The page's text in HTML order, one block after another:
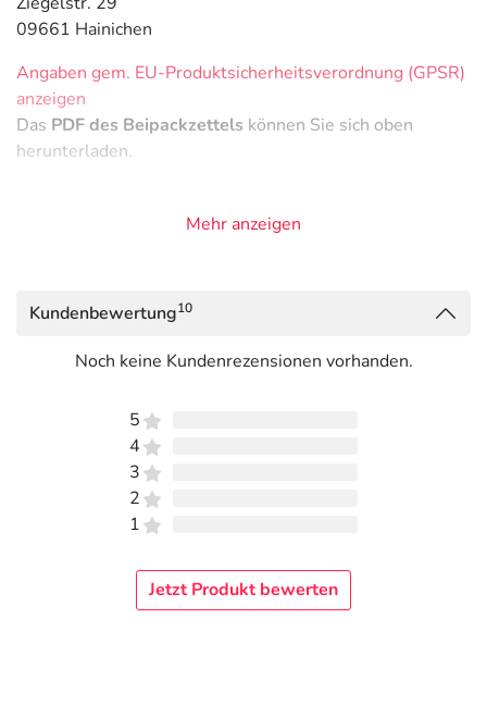
09661 Hainichen
Angaben gem. EU-Produktsicherheitsverordnung (GPSR)
anzeigen
Das PDF des Beipackzettels können Sie sich oben
herunterladen.
Mehr anzeigen
Kundenbewertung10
Noch keine Kundenrezensionen vorhanden.
5
4
3
2
1
Jetzt Produkt bewerten